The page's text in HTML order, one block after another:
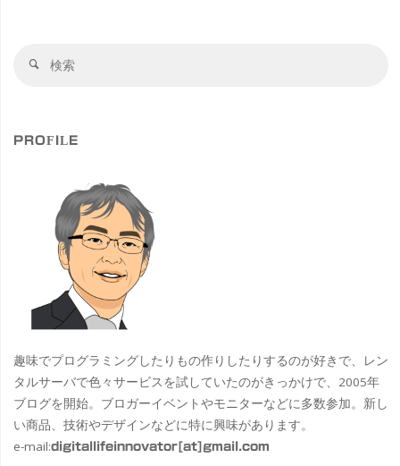
検
PROFILE
趣味でプログラミングしたりもの作りしたりするのが好きで、レン
タルサーバで色々サービスを試していたのがきっかけで、2005年
ブログを開始。ブロガーイベントやモニターなどに多数参加。新し
い商品、技術やデザインなどに特に興味があります。
e-mail:digitallifeinnovator[at]gmail.com